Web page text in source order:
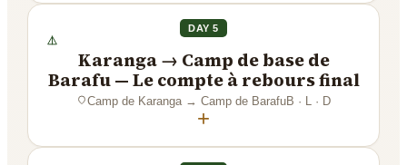
DAY 5
Karanga → Camp de base de
Barafu — Le compte à rebours final
Camp de Karanga→ Camp de BarafuB · L · D
+